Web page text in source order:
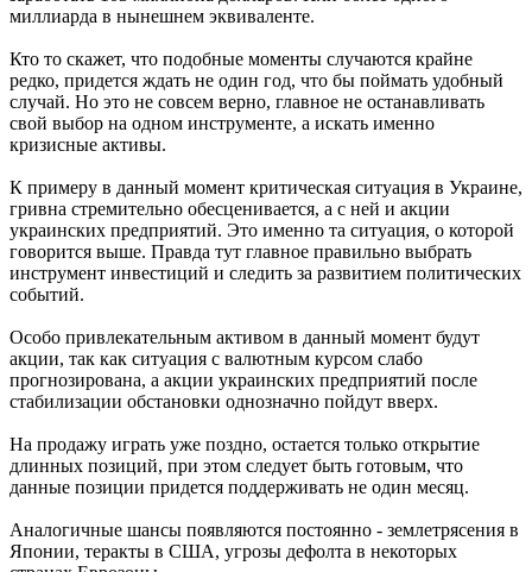
миллиарда в нынешнем эквиваленте.
Кто то скажет, что подобные моменты случаются крайне
редко, придется ждать не один год, что бы поймать удобный
случай. Но это не совсем верно, главное не останавливать
свой выбор на одном инструменте, а искать именно
кризисные активы.
К примеру в данный момент критическая ситуация в Украине,
гривна стремительно обесценивается, а с ней и акции
украинских предприятий. Это именно та ситуация, о которой
говорится выше. Правда тут главное правильно выбрать
инструмент инвестиций и следить за развитием политических
событий.
Особо привлекательным активом в данный момент будут
акции, так как ситуация с валютным курсом слабо
прогнозирована, а акции украинских предприятий после
стабилизации обстановки однозначно пойдут вверх.
На продажу играть уже поздно, остается только открытие
длинных позиций, при этом следует быть готовым, что
данные позиции придется поддерживать не один месяц.
Аналогичные шансы появляются постоянно - землетрясения в
Японии, теракты в США, угрозы дефолта в некоторых